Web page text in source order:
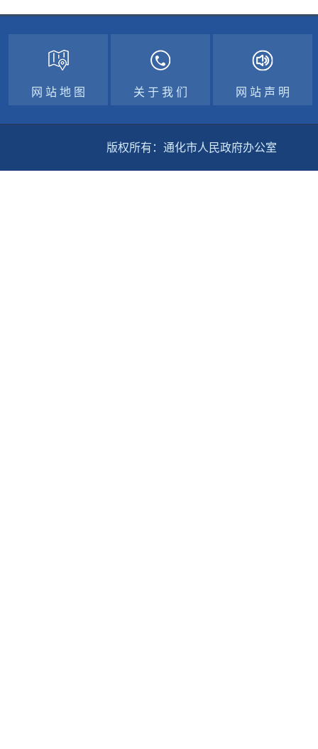
网 站 地 图 关 于 我 们 网 站 声 明
版权所有：通化市人民政府办公室